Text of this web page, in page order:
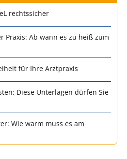
rechtssicher
Praxis: Ab wann es zu heiß zum
für Ihre Arztpraxis
Diese Unterlagen dürfen Sie
Wie warm muss es am